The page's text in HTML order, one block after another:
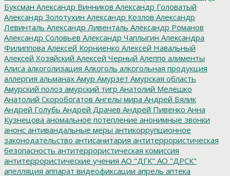
Буксман Александр Винников Александр Головатый
Александр Золотухин Александр Козлов Александр
Левинталь Александр Ливенталь Александр Романов
Александр Соловьев Александр Чаплыгин Александра
Филиппова Алексей Корниенко Алексей Навальный
Алексей Хозяйский Алексей Черный Алеппо алименты
Алиса алкоголизация Алкоголь алкогольная продукция
аллергия альманах Амур Амурзет Амурская область
Амурский полоз амурский тигр Анатолий Мелешко
Анатолий Скоробогатов Ангелы мира Андрей Бялик
Андрей Голубь Андрей Драчев Андрей Пивенко Анна
Кузнецова аномальное потепление анонимные звонки
анонс антивандальные меры антикоррупционное
законодательство антисанитария антитеррористическая
безопасность антитеррористическая комиссия
антитеррористические учения АО "ДГК" АО "ДРСК"
апелляция аппарат видеофиксации апрель аптека